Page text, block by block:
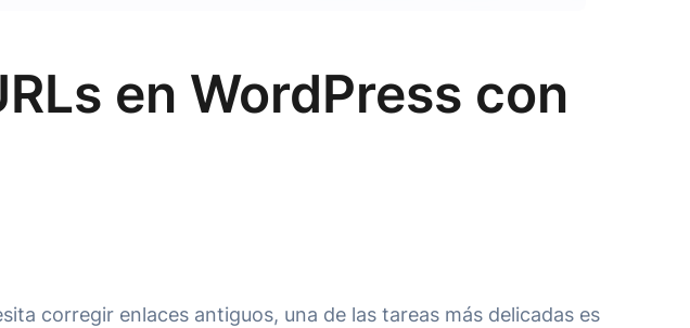
en WordPress con
corregir enlaces antiguos, una de las tareas más delicadas es